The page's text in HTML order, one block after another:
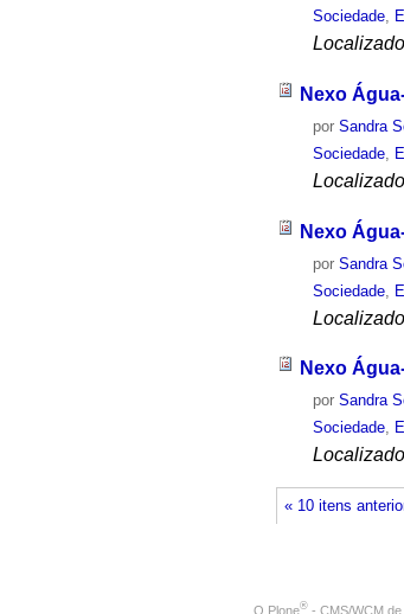
Sociedade,
Nexo
porSandra
Sociedade
Nexo
porSandra
Sociedade
Nexo
porSandra
Sociedade,
« 10 itens
O Plone® - CMS/WCM